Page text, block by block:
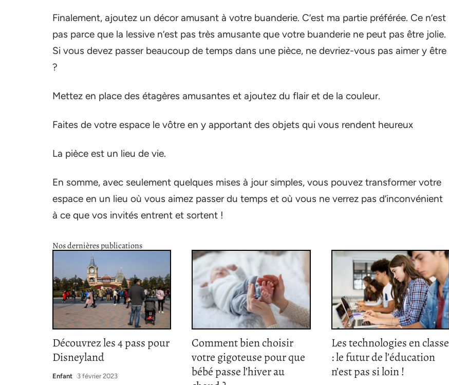
Finalement, ajoutez un décor amusant à votre buanderie. C’est ma partie préférée. Ce n’est
pas parce que la lessive n’est pas très amusante que votre buanderie ne peut pas être jolie.
Si vous devez passer beaucoup de temps dans une pièce, ne devriez-vous pas aimer y être
?
Mettez en place des étagères amusantes et ajoutez du flair et de la couleur.
Faites de votre espace le vôtre en y apportant des objets qui vous rendent heureux
La pièce est un lieu de vie.
En somme, avec seulement quelques mises à jour simples, vous pouvez transformer votre
espace en un lieu où vous aimez passer du temps et où vous ne verrez pas d’inconvénient
à ce que vos invités entrent et sortent !
Nos dernières publications
Découvrez les 4 pass pour
Disneyland
Enfant 3 février 2023
Comment bien choisir
votre gigoteuse pour que
bébé passe l’hiver au
Les technologies en classe
: le futur de l’éducation
n’est pas si loin !